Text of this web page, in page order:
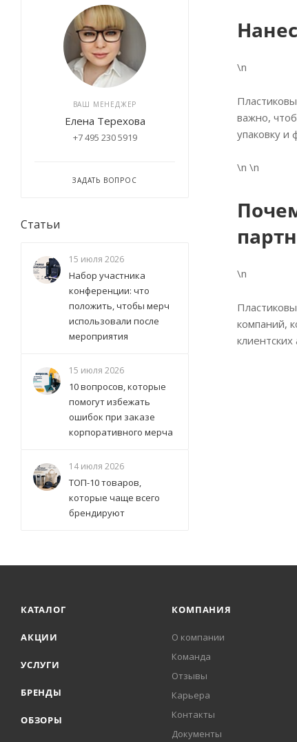
\n
важно,
упаковку и
\n \n
\n
компаний,
ВАШ МЕНЕДЖЕР
Елена Терехова
+7 495 230 5919
ЗАДАТЬ ВОПРОС
Статьи
15 июля 2026
Набор участника
конференции: что
положить, чтобы мерч
использовали после
мероприятия
15 июля 2026
10 вопросов, которые
помогут избежать
ошибок при заказе
корпоративного мерча
14 июля 2026
ТОП-10 товаров,
которые чаще всего
брендируют
КАТАЛОГ
АКЦИИ
УСЛУГИ
БРЕНДЫ
ОБЗОРЫ
КОМПАНИЯ
О компании
Команда
Отзывы
Карьера
Контакты
Документы